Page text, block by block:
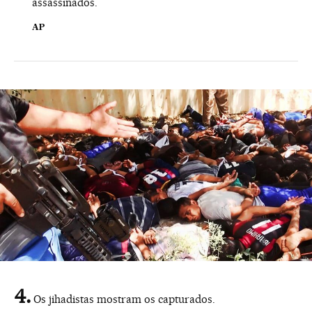
AP
Os jihadistas mostram os capturados.